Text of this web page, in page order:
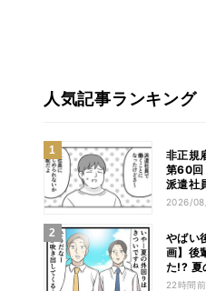
人気記事ランキング
非正規
第60回
派遣社
た?
2026/
やばい
画】後
た!? 夏
違いを
22時間前